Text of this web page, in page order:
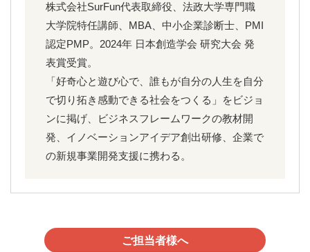
株式会社SurFun代表取締役、法政大学専門職
大学院特任講師、MBA、中小企業診断士、PMI
認定PMP。2024年 日本創造学会 研究大会 発
表賞受賞。
「好奇心と遊び心で、誰もが自分の人生を自分
で切り拓き感動できる社会をつくる」をビジョ
ンに掲げ、ビジネスフレームワークの教材開
発、イノベーションアイデア創出研修、企業で
の新規事業開発支援に携わる。
ご担当者様へ